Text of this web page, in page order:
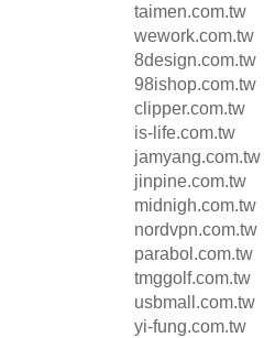
taimen.com.tw
wework.com.tw
8design.com.tw
98ishop.com.tw
clipper.com.tw
is-life.com.tw
jamyang.com.tw
jinpine.com.tw
midnigh.com.tw
nordvpn.com.tw
parabol.com.tw
tmggolf.com.tw
usbmall.com.tw
yi-fung.com.tw